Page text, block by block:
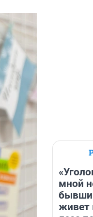
мной
живет